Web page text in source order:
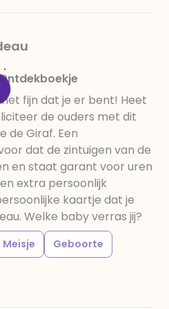
fijn dat je er bent! Heet
de ouders met dit
de Giraf. Een
dat de zintuigen van de
en staat garant voor uren
extra persoonlijk
kaartje dat je
Welke baby verras jij?
Meisje
Geboorte